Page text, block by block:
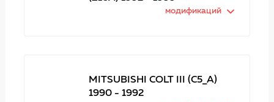
модификаций
MITSUBISHI COLT III (C5_A)
1990 - 1992